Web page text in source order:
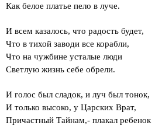
Как белое платье пело в луче.
И всем казалось, что радость будет,
Что в тихой заводи все корабли,
Что на чужбине усталые люди
Светлую жизнь себе обрели.
И голос был сладок, и луч был тонок,
И только высоко, у Царских Врат,
Причастный Тайнам,- плакал ребенок